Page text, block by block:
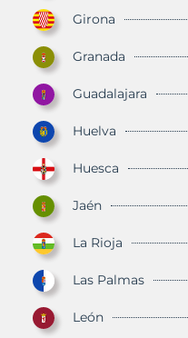
Girona
Granada
Guadalajara
Huelva
Huesca
Jaén
La Rioja
Las Palmas
León